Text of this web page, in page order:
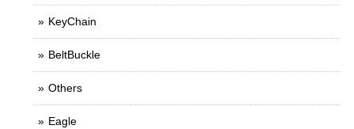
KeyChain
BeltBuckle
Others
Eagle